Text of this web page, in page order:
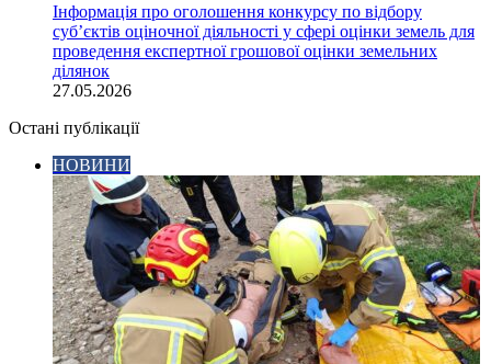
Інформація про оголошення конкурсу по відбору
суб’єктів оціночної діяльності у сфері оцінки земель для
проведення експертної грошової оцінки земельних
ділянок
27.05.2026
Остані публікації
НОВИНИ